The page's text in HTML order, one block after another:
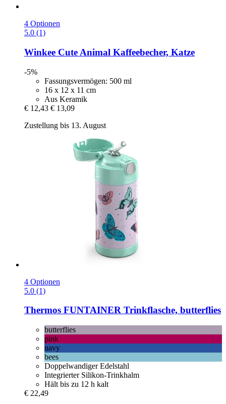
4 Optionen
5.0 (1)
Winkee Cute Animal Kaffeebecher, Katze
-5%
Fassungsvermögen: 500 ml
16 x 12 x 11 cm
Aus Keramik
€ 12,43 € 13,09
Zustellung bis 13. August
4 Optionen
5.0 (1)
Thermos FUNTAINER Trinkflasche, butterflies
butterflies
pink
navy
bees
Doppelwandiger Edelstahl
Integrierter Silikon-Trinkhalm
Hält bis zu 12 h kalt
€ 22,49